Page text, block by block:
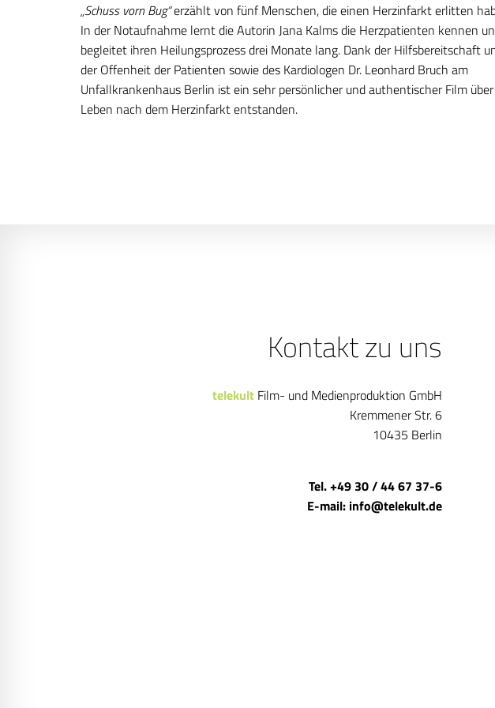
„Schuss vorn Bug“erzählt von fünf Menschen, die einen Herzinfarkt erlitten
In der Notaufnahme lernt die Autorin Jana Kalms die Herzpatienten kennen
begleitet ihren Heilungsprozess drei Monate lang. Dank der Hilfsbereitschaft
der Offenheit der Patienten sowie des Kardiologen Dr. Leonhard Bruch am
Unfallkrankenhaus Berlin ist ein sehr persönlicher und authentischer Film
Leben nach dem Herzinfarkt entstanden.
Kontakt zu uns
telekultFilm- und Medienproduktion GmbH
Kremmener Str. 6
10435 Berlin
Tel. +49 30 / 44 67 37-6
E-mail: info@telekult.de